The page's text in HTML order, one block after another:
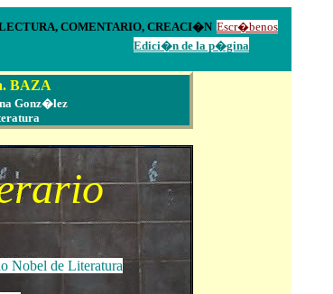
CREACI�N Escr�benos
Edici�n de la p�gina
BAZA
Gonz�lez
Nobel de Literatura